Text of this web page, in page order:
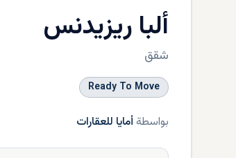
ألبا ريزيدنس
شقق
Ready To Move
بواسطةأمايا للعقارات